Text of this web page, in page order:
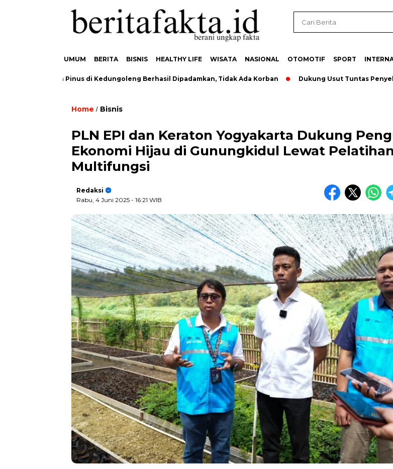
UMUM BERITA BISNIS HEALTHY LIFE WISATA NASIONAL OTOMOTIF SPORT
Hutan Pinus di Kedungoleng Berhasil Dipadamkan, Tidak Ada Korban Dukung Usut Tuntas
Home / Bisnis
PLN EPI dan Keraton Yogyakarta Dukung
Ekonomi Hijau di Gunungkidul Lewat
Multifungsi
Redaksi
Rabu, 4 Juni 2025 - 16:21 WIB